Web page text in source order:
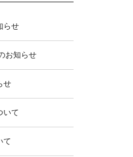
らせ
お知らせ
せ
いて
て